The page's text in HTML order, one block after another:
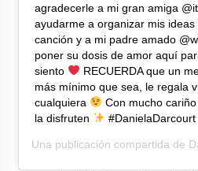
agradecerle a mi gran amiga
ayudarme a organizar mis
canción y a mi padre amado
poner su dosis de amor aquí
siento
RECUERDA que un
más mínimo que sea, le regala
cualquiera
Con mucho
la disfruten
#DanielaDarcourt
Una publicación compartida de